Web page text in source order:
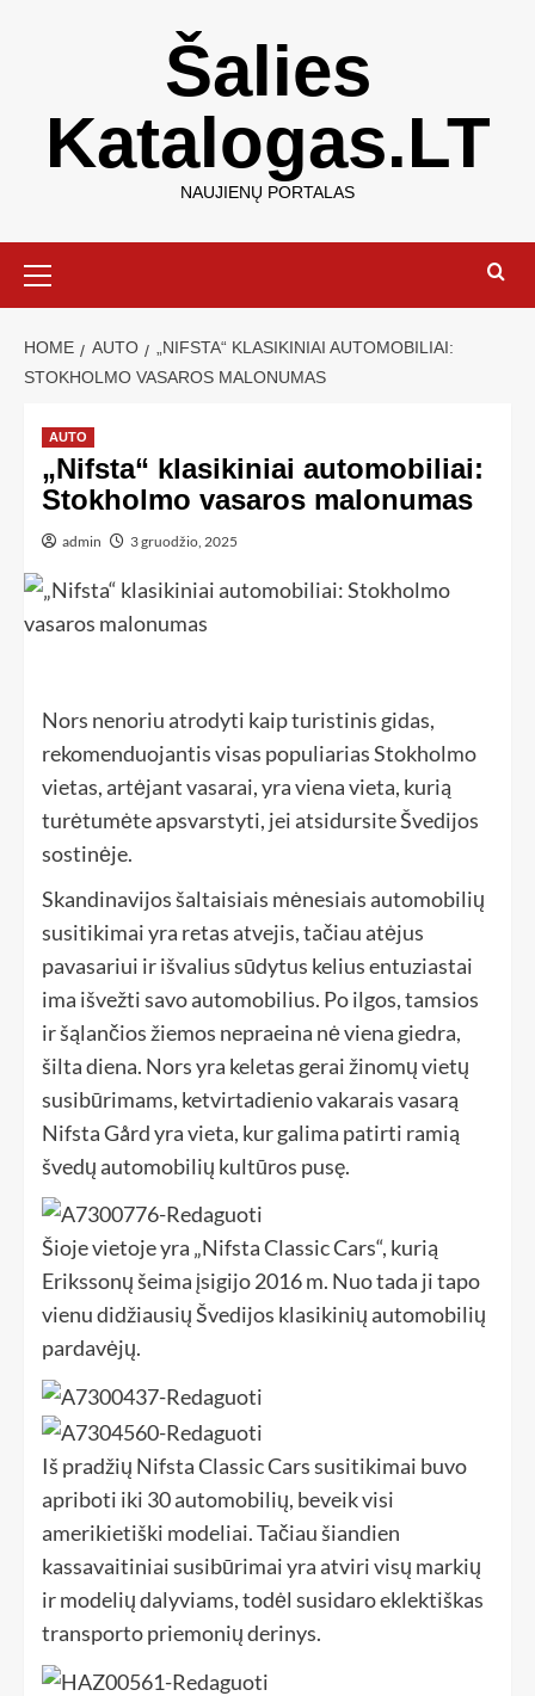
Šalies
Katalogas.LT
NAUJIENŲ PORTALAS
HOME AUTO
„NIFSTA“ KLASIKINIAI AUTOMOBILIAI:
STOKHOLMO VASAROS MALONUMAS
AUTO
„Nifsta“ klasikiniai automobiliai:
Stokholmo vasaros malonumas
admin 3 gruodžio, 2025
Nors nenoriu atrodyti kaip turistinis gidas,
rekomenduojantis visas populiarias Stokholmo
vietas, artėjant vasarai, yra viena vieta, kurią
turėtumėte apsvarstyti, jei atsidursite Švedijos
sostinėje.
Skandinavijos šaltaisiais mėnesiais automobilių
susitikimai yra retas atvejis, tačiau atėjus
pavasariui ir išvalius sūdytus kelius entuziastai
ima išvežti savo automobilius. Po ilgos, tamsios
ir šąlančios žiemos nepraeina nė viena giedra,
šilta diena. Nors yra keletas gerai žinomų vietų
susibūrimams, ketvirtadienio vakarais vasarą
Nifsta Gård yra vieta, kur galima patirti ramią
švedų automobilių kultūros pusę.
Šioje vietoje yra „Nifsta Classic Cars“, kurią
Erikssonų šeima įsigijo 2016 m. Nuo tada ji tapo
vienu didžiausių Švedijos klasikinių automobilių
pardavėjų.
Iš pradžių Nifsta Classic Cars susitikimai buvo
apriboti iki 30 automobilių, beveik visi
amerikietiški modeliai. Tačiau šiandien
kassavaitiniai susibūrimai yra atviri visų markių
ir modelių dalyviams, todėl susidaro eklektiškas
transporto priemonių derinys.